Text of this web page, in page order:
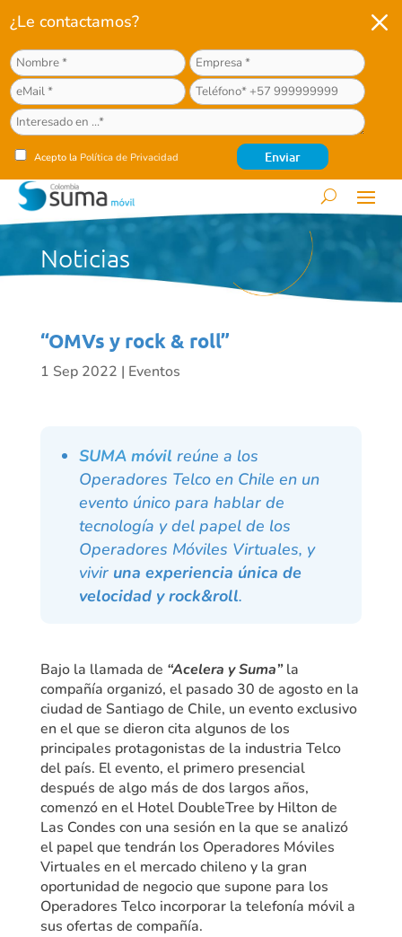
¿Le contactamos?
Acepto la Política de Privacidad
M
Noticias
“OMVs y rock & roll”
1 Sep 2022 | Eventos
SUMA móvil reúne a los
Operadores Telco en Chile en un
evento único para hablar de
tecnología y del papel de los
Operadores Móviles Virtuales, y
vivir una experiencia única de
velocidad y rock&roll.
Bajo la llamada de “Acelera y Suma”la
compañía organizó, el pasado 30 de agosto en la
ciudad de Santiago de Chile, un evento exclusivo
en el que se dieron cita algunos de los
principales protagonistas de la industria Telco
del país. El evento, el primero presencial
después de algo más de dos largos años,
comenzó en el Hotel DoubleTree by Hilton de
Las Condes con una sesión en la que se analizó
el papel que tendrán los Operadores Móviles
Virtuales en el mercado chileno y la gran
oportunidad de negocio que supone para los
Operadores Telco incorporar la telefonía móvil a
sus ofertas de compañía.